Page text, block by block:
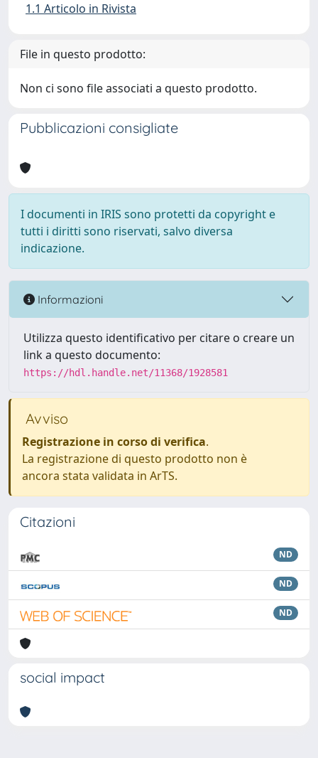
1.1 Articolo in Rivista
File in questo prodotto:
Non ci sono file associati a questo prodotto.
Pubblicazioni consigliate
I documenti in IRIS sono protetti da copyright e
tutti i diritti sono riservati, salvo diversa
indicazione.
Informazioni
Utilizza questo identificativo per citare o creare un
link a questo documento:
https://hdl.handle.net/11368/1928581
Avviso
Registrazione in corso di verifica.
La registrazione di questo prodotto non è
ancora stata validata in ArTS.
Citazioni
ND
ND
ND
social impact